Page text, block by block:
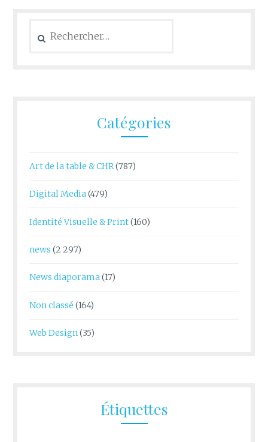
Catégories
Art de la table & CHR(787)
Digital Media(479)
Identité Visuelle & Print(160)
news (2 297)
News diaporama(17)
Non classé (164)
Web Design(35)
Étiquettes